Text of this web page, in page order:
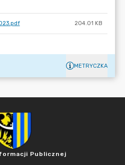
204.01 KB
METRYCZKA
Publicznej